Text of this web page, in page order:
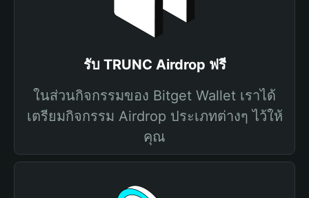
รับ TRUNC Airdrop ฟรี
ในส่วนกิจกรรมของ Bitget Wallet เราได้
เตรียมกิจกรรม Airdrop ประเภทต่างๆ ไว้ให้
คุณ